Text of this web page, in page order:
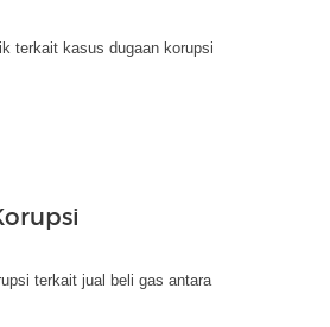
terkait kasus dugaan korupsi
terkait jual beli gas antara